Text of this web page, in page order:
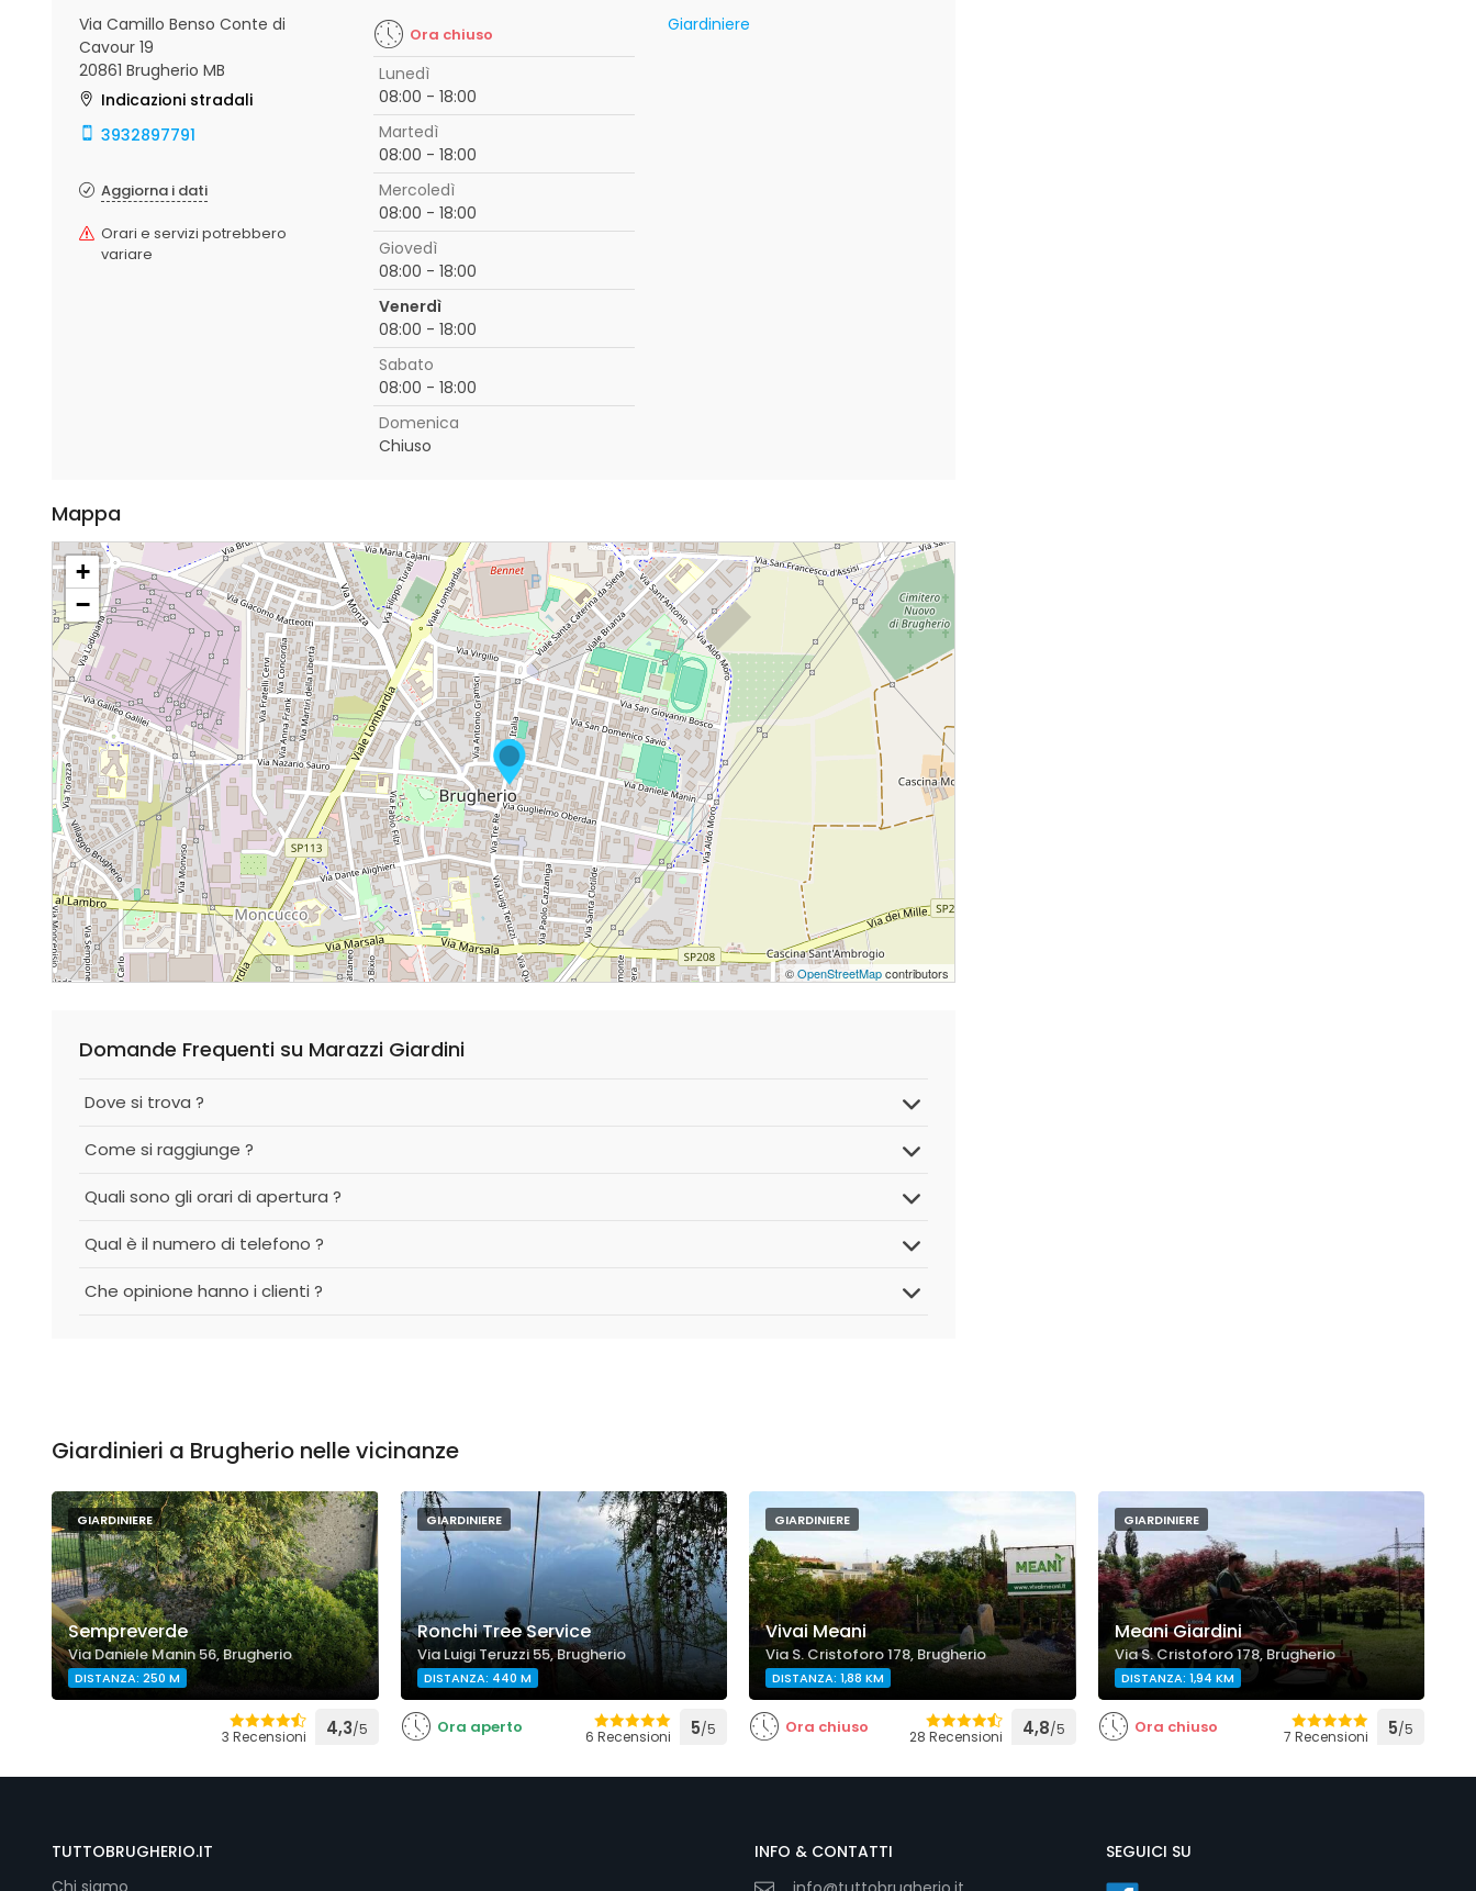
Via Camillo Benso Conte di
Cavour 19
20861 Brugherio MB
Indicazioni stradali
3932897791
Aggiorna i dati
Orari e servizi potrebbero
variare
Ora chiuso
Lunedì
08:00 - 18:00
Martedì
08:00 - 18:00
Mercoledì
08:00 - 18:00
Giovedì
08:00 - 18:00
Venerdì
08:00 - 18:00
Sabato
08:00 - 18:00
Domenica
Chiuso
Giardiniere
Mappa
+
−
©OpenStreetMapcontributors
Domande Frequenti su Marazzi Giardini
Dove si trova ?
Come si raggiunge ?
Quali sono gli orari di apertura ?
Qual è il numero di telefono ?
Che opinione hanno i clienti ?
Giardinieri a Brugherio nelle vicinanze
GIARDINIERE
Sempreverde
Via Daniele Manin 56, Brugherio
DISTANZA: 250 M
3 Recensioni 4,3/5
GIARDINIERE
Ronchi Tree Service
Via Luigi Teruzzi 55, Brugherio
DISTANZA: 440 M
Ora aperto 6 Recensioni 5/5
GIARDINIERE
Vivai Meani
Via S. Cristoforo 178, Brugherio
DISTANZA: 1,88 KM
Ora chiuso 28 Recensioni 4,8/5
GIARDINIERE
Meani Giardini
Via S. Cristoforo 178, Brugherio
DISTANZA: 1,94 KM
Ora chiuso 7 Recensioni 5/5
TUTTOBRUGHERIO.IT
Chi siamo
INFO & CONTATTI
SEGUICI SU